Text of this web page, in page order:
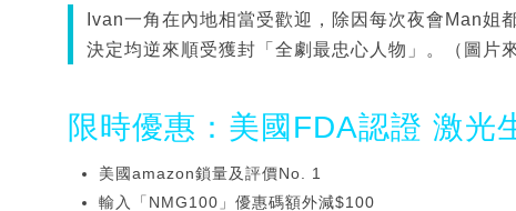
Ivan一角在內地相當受歡迎，除因每次夜會Man
決定均逆來順受獲封「全劇最忠心人物」。（圖片
限時優惠：美國FDA認證 激光
美國amazon鎖量及評價No. 1
輸入「NMG100」優惠碼額外減$100